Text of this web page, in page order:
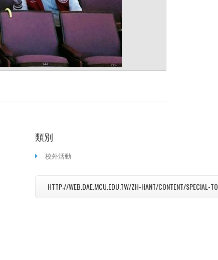
類別
校外活動
HTTP://WEB.DAE.MCU.EDU.TW/ZH-HANT/CONTENT/SPECIAL-